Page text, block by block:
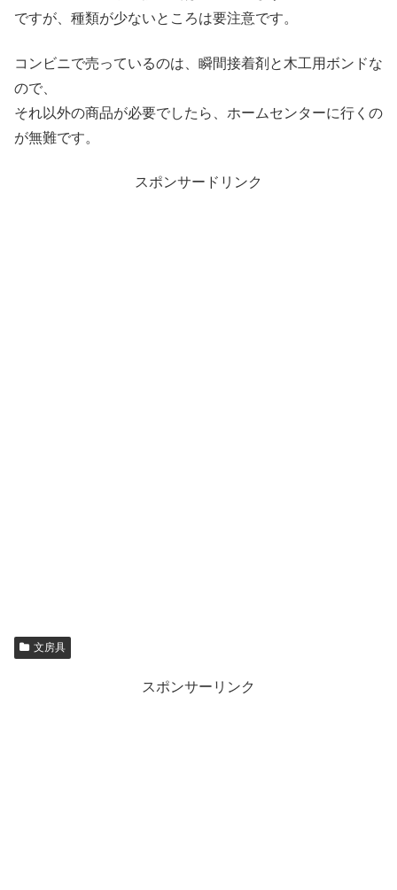
ですが、種類が少ないところは要注意です。
コンビニで売っているのは、瞬間接着剤と木工用ボンドな
ので、
それ以外の商品が必要でしたら、ホームセンターに行くの
が無難です。
スポンサードリンク
文房具
スポンサーリンク